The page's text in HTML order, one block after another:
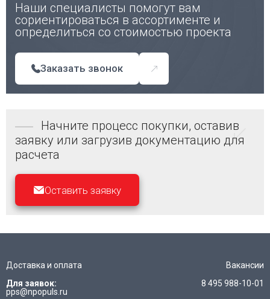
Наши специалисты помогут вам
сориентироваться в ассортименте и
определиться со стоимостью проекта
Заказать звонок
Начните процесс покупки, оставив
заявку или загрузив документацию для
расчета
Оставить заявку
Доставка и оплата
Вакансии
Для заявок:
pps@npopuls.ru
8 495 988-10-01